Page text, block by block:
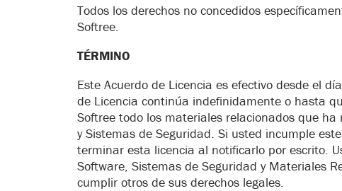
Todos los derechos no concedidos
Softree.
TÉRMINO
Este Acuerdo de Licencia es efectivo desde el
de Licencia continúa indefinidamente o hasta
Softree todo los materiales relacionados que
y Sistemas de Seguridad. Si usted incumple
terminar esta licencia al notificarlo por escrito.
Software, Sistemas de Seguridad y Materiales
cumplir otros de sus derechos legales.